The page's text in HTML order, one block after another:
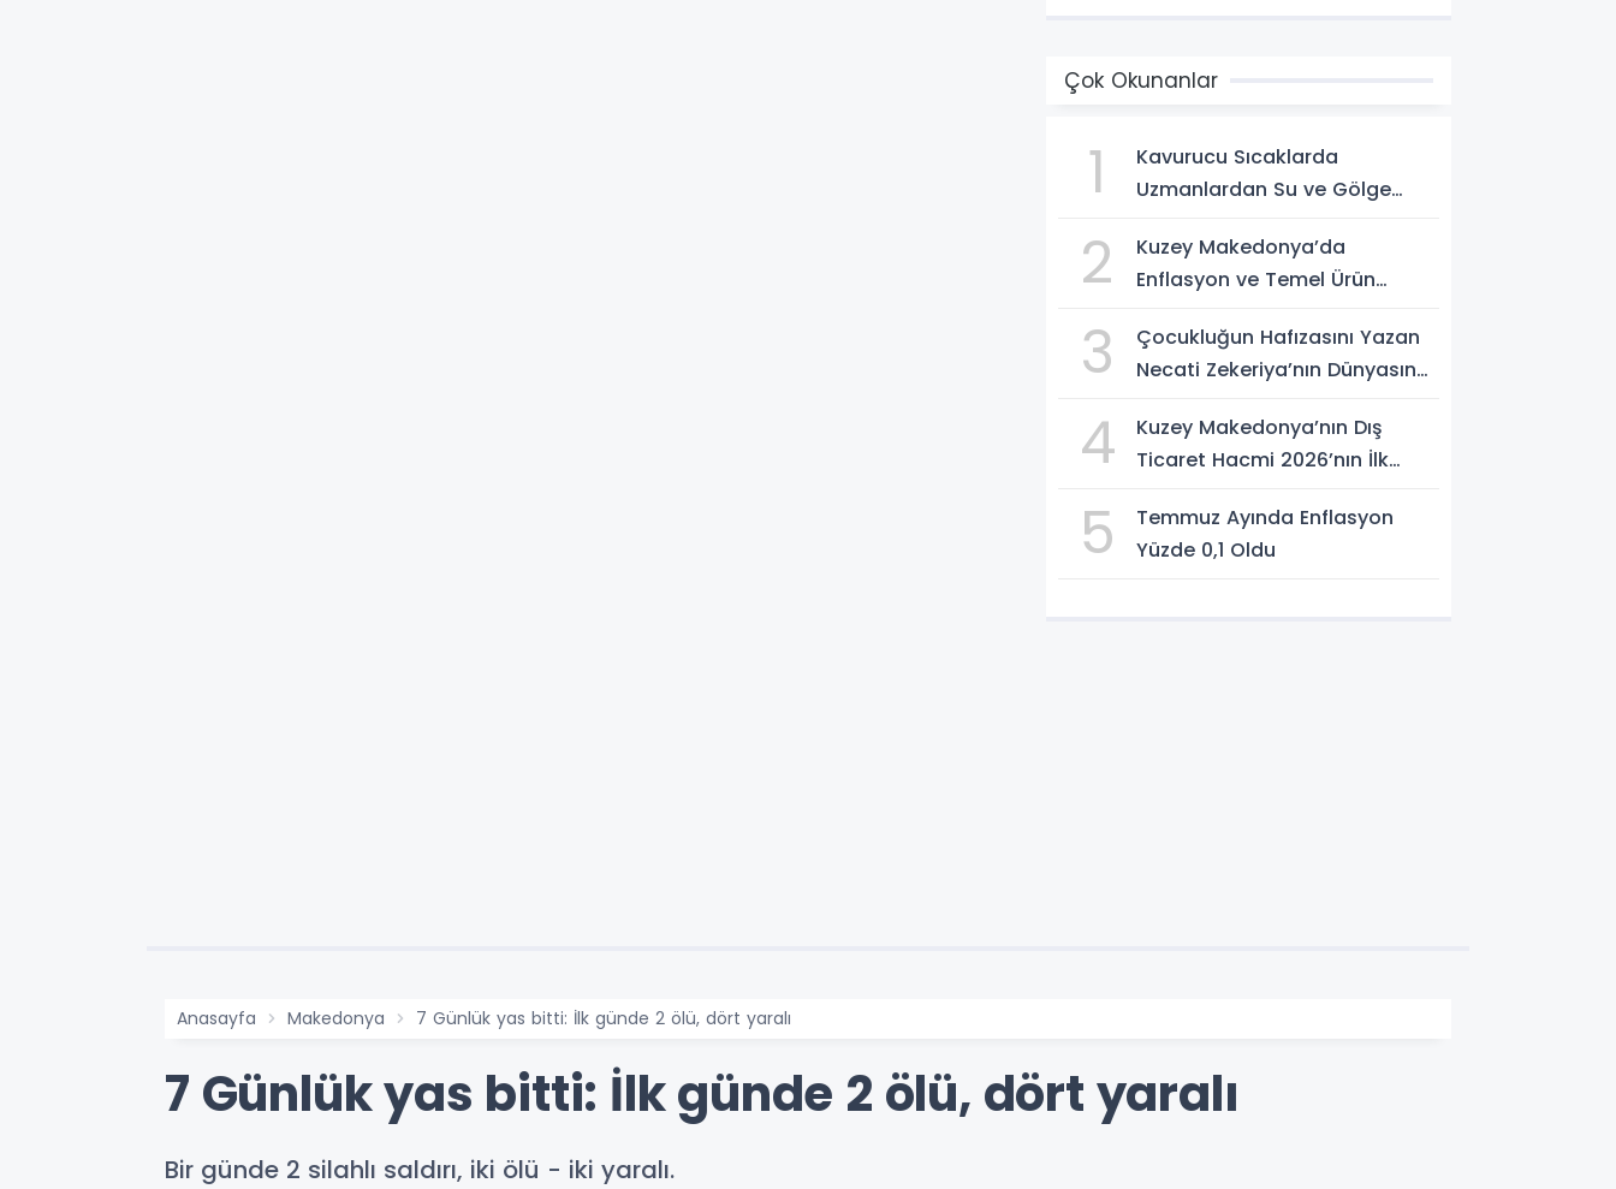
Çok Okunanlar
1
Kavurucu Sıcaklarda
Uzmanlardan Su ve Gölge
2
Kuzey Makedonya’da
Enflasyon ve Temel Ürün
3
Çocukluğun Hafızasını Yazan
Necati Zekeriya’nın Dünyasına
4
Kuzey Makedonya’nın Dış
Ticaret Hacmi 2026’nın İlk
5
Temmuz Ayında Enflasyon
Yüzde 0,1 Oldu
Anasayfa Makedonya 7 Günlük yas bitti: İlk günde 2 ölü, dört yaralı
7 Günlük yas bitti: İlk günde 2 ölü, dört yaralı
Bir günde 2 silahlı saldırı, iki ölü - iki yaralı.